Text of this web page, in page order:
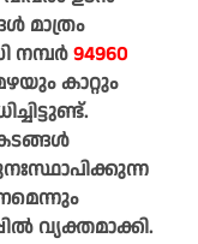
മാത്രം
നമ്പർ94960
കാറ്റും
വ്യക്തമാക്കി.